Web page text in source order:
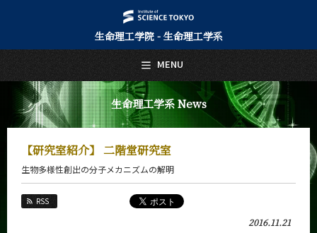
生命理工学院 - 生命理工学系
生命理工学系 News
【研究室紹介】 二階堂研究室
生物多様性創出の分子メカニズムの解明
RSS
2016.11.21
MENU
日本語 English
トップページ
Top Page
生命理工学系について
About Us
教育
Education
教員・研究室
Faculty and Laboratories